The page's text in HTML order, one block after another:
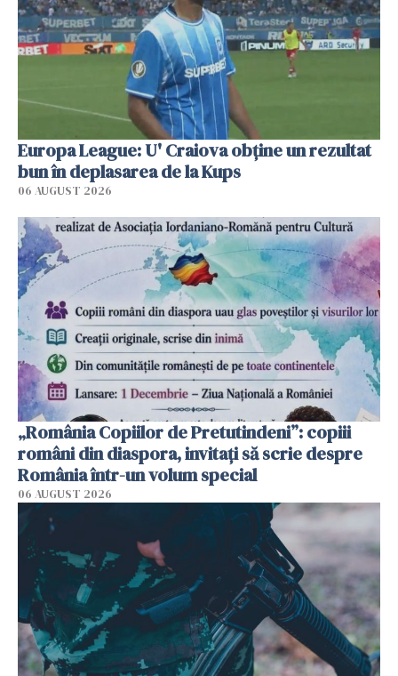
Europa League: U' Craiova obține un rezultat
bun în deplasarea de la Kups
06 AUGUST 2026
„România Copiilor de Pretutindeni”: copiii
români din diaspora, invitați să scrie despre
România într-un volum special
06 AUGUST 2026